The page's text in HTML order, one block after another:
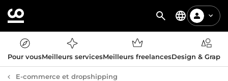
Pour vousMeilleurs servicesMeilleurs freelancesDesign &
E-commerce et dropshipping